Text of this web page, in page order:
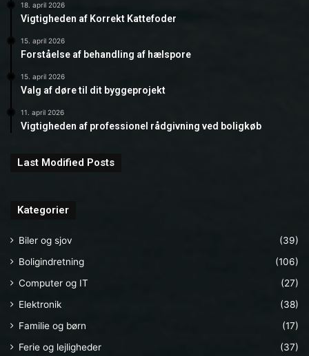
18. april 2026
Vigtigheden af Korrekt Kattefoder
15. april 2026
Forståelse af behandling af hælspore
15. april 2026
Valg af døre til dit byggeprojekt
11. april 2026
Vigtigheden af professionel rådgivning ved boligkøb
Last Modified Posts
Kategorier
Biler og sjov
(39)
Boligindretning
(106)
Computer og IT
(27)
Elektronik
(38)
Familie og børn
(17)
Ferie og lejligheder
(37)